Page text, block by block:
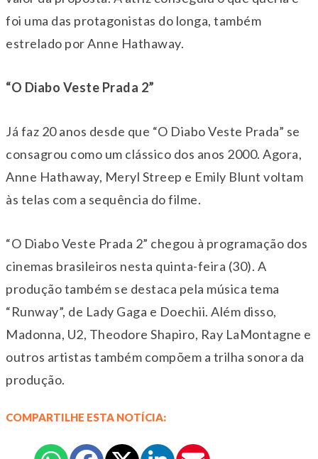
foi uma das protagonistas do longa, também
estrelado por Anne Hathaway.
“O Diabo Veste Prada 2”
Já faz 20 anos desde que “O Diabo Veste Prada” se
consagrou como um clássico dos anos 2000. Agora,
Anne Hathaway, Meryl Streep e Emily Blunt voltam
às telas com a sequência do filme.
“O Diabo Veste Prada 2” chegou à programação dos
cinemas brasileiros nesta quinta-feira (30). A
produção também se destaca pela música tema
“Runway”, de Lady Gaga e Doechii. Além disso,
Madonna, U2, Theodore Shapiro, Ray LaMontagne e
outros artistas também compõem a trilha sonora da
produção.
COMPARTILHE ESTA NOTÍCIA: